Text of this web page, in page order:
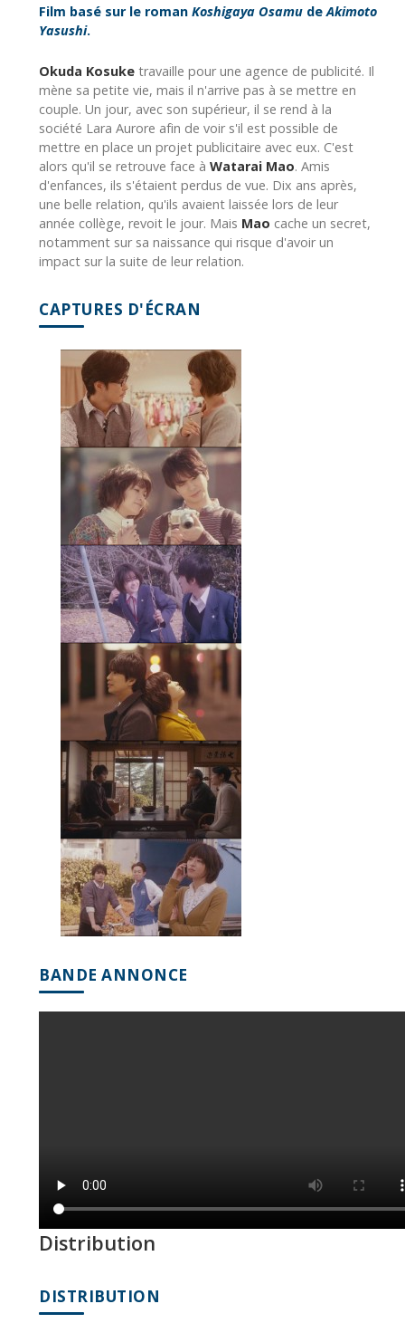
Film basé sur le roman Koshigaya Osamu deAkimoto
Yasushi.
Okuda Kosuke travaille pour une agence de publicité. Il
mène sa petite vie, mais il n'arrive pas à se mettre en
couple. Un jour, avec son supérieur, il se rend à la
société Lara Aurore afin de voir s'il est possible de
mettre en place un projet publicitaire avec eux. C'est
alors qu'il se retrouve face à Watarai Mao. Amis
d'enfances, ils s'étaient perdus de vue. Dix ans après,
une belle relation, qu'ils avaient laissée lors de leur
année collège, revoit le jour. Mais Mao cache un secret,
notamment sur sa naissance qui risque d'avoir un
impact sur la suite de leur relation.
CAPTURES D'ÉCRAN
BANDE ANNONCE
Distribution
DISTRIBUTION